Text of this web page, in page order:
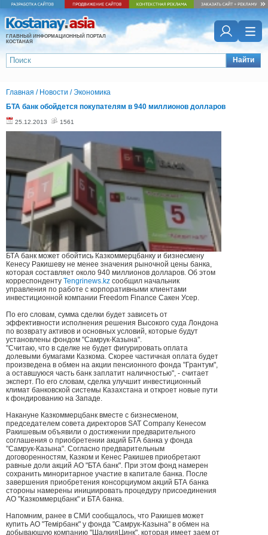
ГЛАВНЫЙ ИНФОРМАЦИОННЫЙ ПОРТАЛ
КОСТАНАЯ
Найти
Главная / Новости /Экономика
БТА банк обойдется покупателям в 940 миллионов долларов
25.12.2013 1561
БТА банк может обойтись Казкоммерцбанку и бизнесмену
Кенесу Ракишеву не менее значения рыночной цены банка,
которая составляет около 940 миллионов долларов. Об этом
корреспонденту Tengrinews.kz сообщил начальник
управления по работе с корпоративными клиентами
инвестиционной компании Freedom Finance Сакен Усер.
По его словам, сумма сделки будет зависеть от
эффективности исполнения решения Высокого суда Лондона
по возврату активов и основных условий, которые будут
установлены фондом "Самрук-Казына".
"Считаю, что в сделке не будет фигурировать оплата
долевыми бумагами Казкома. Скорее частичная оплата будет
произведена в обмен на акции пенсионного фонда "Грантум",
а оставшуюся часть банк заплатит наличностью", - считает
эксперт. По его словам, сделка улучшит инвестиционный
климат банковской системы Казахстана и откроет новые пути
к фондированию на Западе.
Накануне Казкоммерцбанк вместе с бизнесменом,
председателем совета директоров SAT Company Кенесом
Ракишевым объявили о достижении предварительного
соглашения о приобретении акций БТА банка у фонда
"Самрук-Казына". Согласно предварительным
договоренностям, Казком и Кенес Ракишев приобретают
равные доли акций АО "БТА банк". При этом фонд намерен
сохранить миноритарное участие в капитале банка. После
завершения приобретения консорциумом акций БТА банка
стороны намерены инициировать процедуру присоединения
АО "Казкоммерцбанк" и БТА банка.
Напомним, ранее в СМИ сообщалось, что Ракишев может
купить АО "Темiрбанк" у фонда "Самрук-Казына" в обмен на
добывающую компанию "ШалкияЦинк", которая имеет заем от